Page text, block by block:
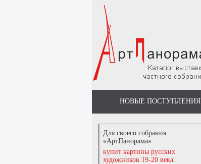
НОВЫЕ ПОСТУПЛЕНИЯ
Для своего собрания
«АртПанорама»
купит картины русских
художников 19-20 века.